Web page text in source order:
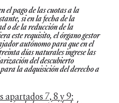
el pago de las cuotas a la
si en la fecha de la
o de la reducción de la
este requisito, el órgano gestor
autónomo para que en el
días naturales ingrese las
del descubierto
la adquisición del derecho a
apartados 7, 8 y 9: